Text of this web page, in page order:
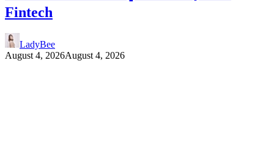
Fintech
LadyBee
August 4, 2026August 4, 2026